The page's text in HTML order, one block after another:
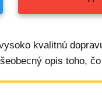
kvalitnú
opis toho,